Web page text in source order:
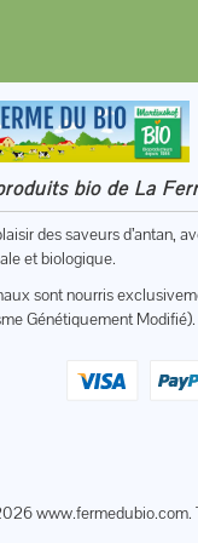
bio de La
des saveurs d’antan,
et biologique.
sont nourris
Génétiquement Modifié).
www.fermedubio.com.